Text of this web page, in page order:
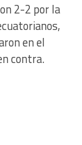
2-2 por la
en el
contra.